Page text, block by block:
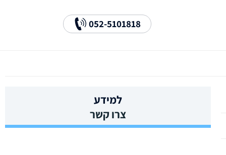
052-5101818
למידע
צרו קשר